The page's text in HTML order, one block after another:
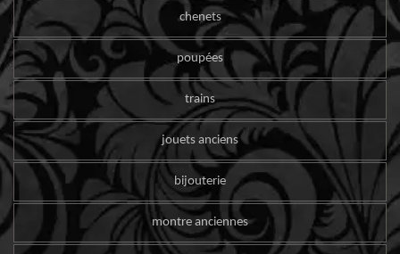
chenets
poupées
trains
jouets anciens
bijouterie
montre anciennes